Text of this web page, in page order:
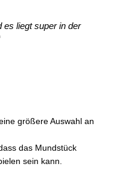
es liegt super in der
größere Auswahl an
das Mundstück
sein kann.